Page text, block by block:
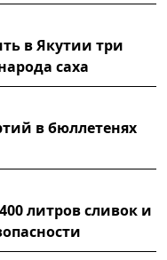
в Якутии три
саха
в бюллетенях
литров сливок и